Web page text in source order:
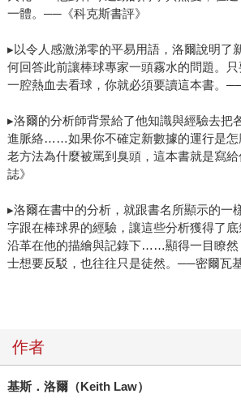
一體。──《科克斯書評》
▸以令人感激涕零的平易用語，洛爾說明了
何回答此前讓棒球專家一頭霧水的問題。
一腔熱血去看球，你就必須要讀這本書。
▸洛爾的分析師背景給了他知識與經驗去把
進脈絡……如果你不確定新數據的運行是怎
老方法為什麼被罵到臭頭，這本書就是寫
誌》
▸洛爾在書中的分析，就跟書名所顯示的一
字跟在棒球界的經驗，讓這些分析獲得了
沿革在他的描繪與記錄下……顯得一目瞭然
士想要反駁，也往往只是徒然。──密爾瓦
作者
基斯．洛爾（Keith Law）